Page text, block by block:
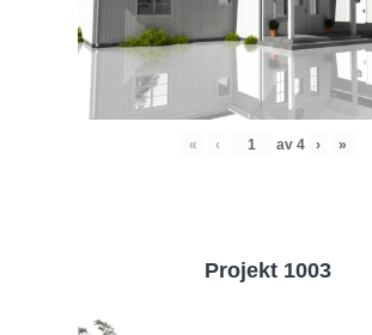
« ‹ av 4 › »
Projekt 1003